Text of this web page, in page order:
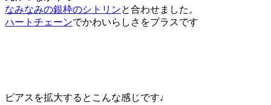
なみなみの銀枠のシトリンと合わせました。
ハートチェーンでかわいらしさをプラスです
ピアスを拡大するとこんな感じです♩